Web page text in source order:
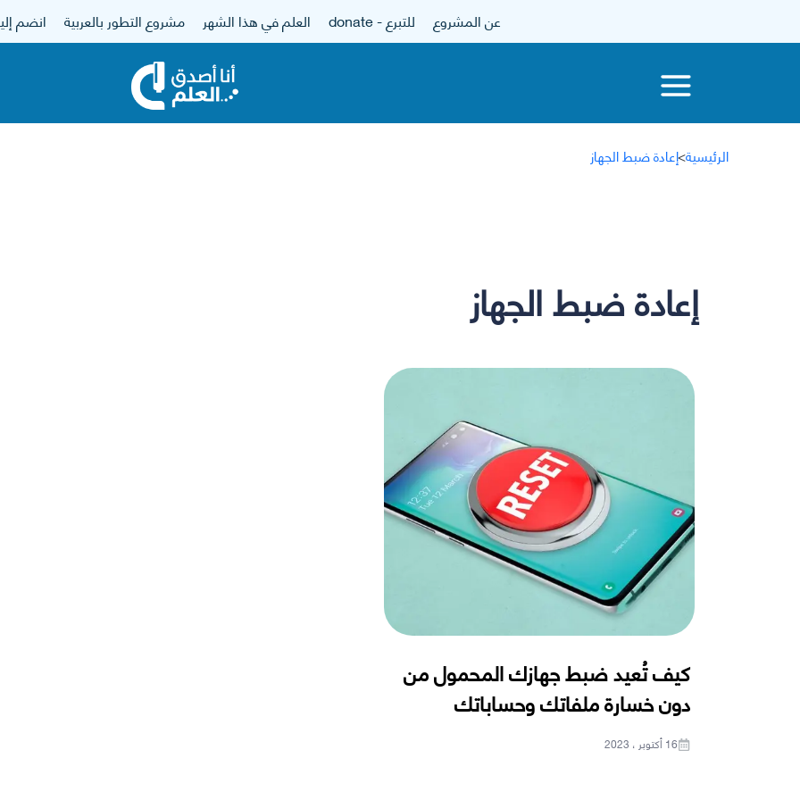
عن المشروع للتبرع - donate العلم في هذا الشهر مشروع التطور بالعربية انضم
الرئيسية>إعادة ضبط الجهاز
إعادة ضبط الجهاز
كيف تُعيد ضبط جهازك المحمول من
دون خسارة ملفاتك وحساباتك
16 أكتوبر ، 2023